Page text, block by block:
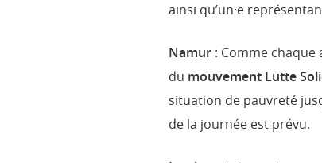
ainsi qu’un·e
Namur : Comme
du mouvement Lutte
situation de pauvreté
de la journée est prévu.